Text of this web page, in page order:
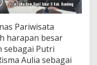
Pariwisata
harapan besar
sebagai Putri
Aulia sebagai